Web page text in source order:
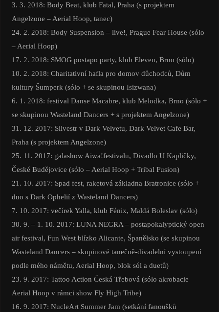
3. 3. 2018: Body Beat, klub Fatal, Praha (s projektem
Angelzone – Aerial Hoop, tanec)
24. 2. 2018: Body Suspension – live!, Prague Fear House (sólo
– Aerial Hoop)
17. 2. 2018: SMOG postapo party, klub Eleven, Brno (sólo)
10. 2. 2018: Charitativní hafla pro domov důchodců, Dům
kultury Šumperk (sólo + se skupinou Isizwana)
6. 1. 2018: festival Danse Macabre, klub Melodka, Brno (sólo +
se skupinou Wasteland Dancers + s projektem Angelzone)
31. 12. 2017: Silvestr v Dark Velvetu, Dark Velvet Cafe Bar,
Praha (s projektem Angelzone)
25. 11. 2017: galashow Aiwa!festivalu, Divadlo U Kapličky,
České Budějovice (sólo – Aerial Hoop + Tribal Fusion)
21. 10. 2017: Spad fest, raketová základna Bratronice (sólo +
duo s Dark Ophelií z Wasteland Dancers)
7. 10. 2017: večírek Yalla, klub Fénix, Maldá Boleslav (sólo)
30. 9. – 1. 10. 2017: LUNA NEGRA – postapokalyptický open
air festival, Fun West blízko Alicante, Španělsko (se skupinou
Wasteland Dancers – skupinové tanečně-divadelní vystoupení
podle mého námětu, Aerial Hoop, blok sól a duetů)
23. 9. 2017: Tattoo Action Česká Třebová (sólo akrobacie
Aerial Hoop v rámci show Fly High Tribe)
16. 9. 2017: NucleArt Summer Jam (setkání fanoušků